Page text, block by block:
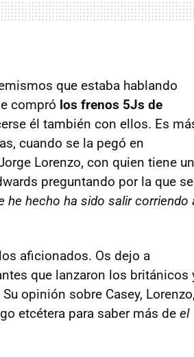
que estaba hablando
compró los frenos 5Js de
él también con ellos. Es
cuando se la pegó en
Lorenzo, con quien tiene
preguntando por la que se
he hecho ha sido salir corriendo
aficionados. Os dejo a
que lanzaron los británicos
opinión sobre Casey, Lorenzo,
etcétera para saber más de el